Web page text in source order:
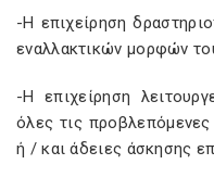
-Η επιχείρηση
εναλλακτικών µορφών
-Η επιχείρηση
όλες τις
ή / και άδειες άσκησης